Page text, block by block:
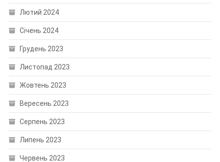
Лютий 2024
Січень 2024
Грудень 2023
Листопад 2023
Жовтень 2023
Вересень 2023
Серпень 2023
Липень 2023
Червень 2023